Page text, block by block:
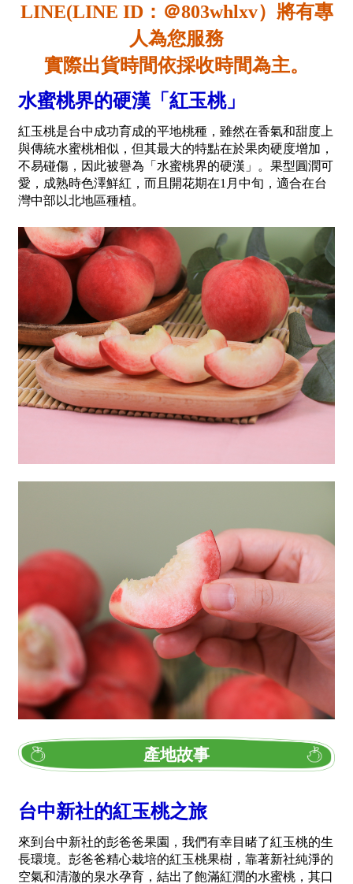
LINE(LINE ID：＠803whlxv）將有專
人為您服務
實際出貨時間依採收時間為主。
水蜜桃界的硬漢「紅玉桃」
紅玉桃是台中成功育成的平地桃種，雖然在香氣和甜度上
與傳統水蜜桃相似，但其最大的特點在於果肉硬度增加，
不易碰傷，因此被譽為「水蜜桃界的硬漢」。果型圓潤可
愛，成熟時色澤鮮紅，而且開花期在1月中旬，適合在台
灣中部以北地區種植。
產地故事
台中新社的紅玉桃之旅
來到台中新社的彭爸爸果園，我們有幸目睹了紅玉桃的生
長環境。彭爸爸精心栽培的紅玉桃果樹，靠著新社純淨的
空氣和清澈的泉水孕育，結出了飽滿紅潤的水蜜桃，其口